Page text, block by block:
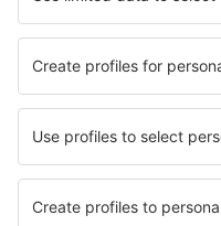
Hotels in Pyrenees 2000
Die besten Hotels - Städte
Hotels in Rednitzhembach
Hotels in North Scituate